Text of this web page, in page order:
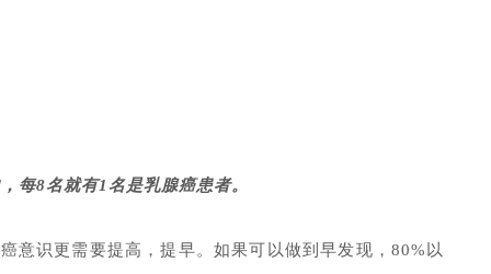
每8名就有1名是乳腺癌患者。
意识更需要提高，提早。 如果可以做到早发现，80%以